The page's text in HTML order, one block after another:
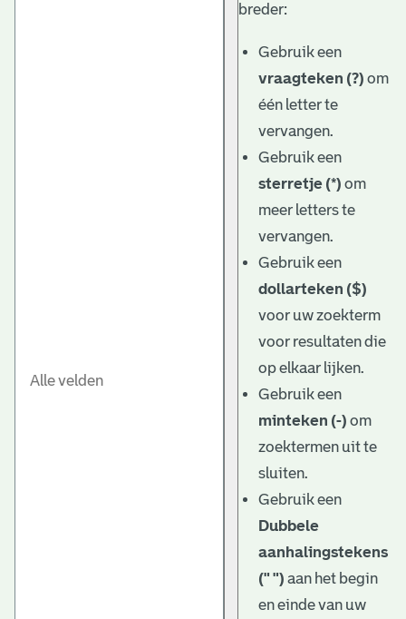
breder:
Gebruik een
vraagteken (?) om
één letter te
vervangen.
Gebruik een
sterretje (*) om
meer letters te
vervangen.
Gebruik een
dollarteken ($)
voor uw zoekterm
voor resultaten die
op elkaar lijken.
Gebruik een
minteken (-) om
zoektermen uit te
sluiten.
Gebruik een
Dubbele
aanhalingstekens
(" ") aan het begin
en einde van uw